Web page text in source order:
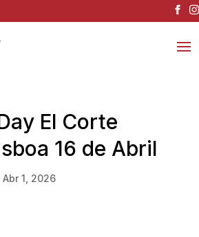
El Corte
16 de Abril
Abr 1, 2026